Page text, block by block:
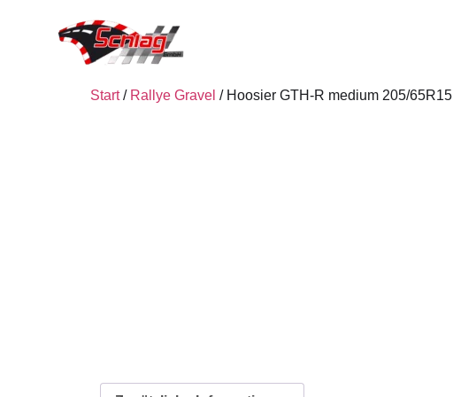
Start/ Rallye Gravel / Hoosier GTH-R medium 205/65R15